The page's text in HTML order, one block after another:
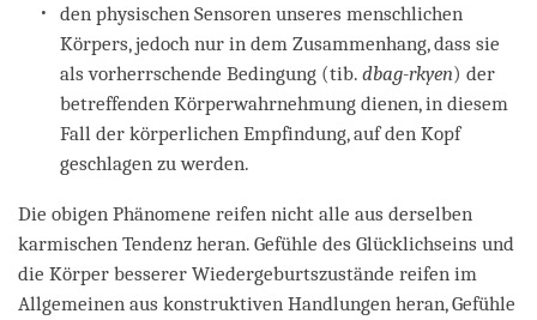
den physischen Sensoren unseres menschlichen
Körpers, jedoch nur in dem Zusammenhang, dass sie
als vorherrschende Bedingung (tib. dbag-rkyen) der
betreffenden Körperwahrnehmung dienen, in diesem
Fall der körperlichen Empfindung, auf den Kopf
geschlagen zu werden.
Die obigen Phänomene reifen nicht alle aus derselben
karmischen Tendenz heran. Gefühle des Glücklichseins und
die Körper besserer Wiedergeburtszustände reifen im
Allgemeinen aus konstruktiven Handlungen heran, Gefühle